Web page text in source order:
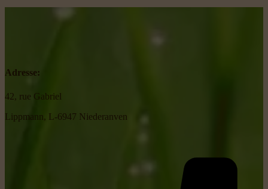
Adresse:
42, rue Gabriel
Lippmann, L-6947 Niederanven